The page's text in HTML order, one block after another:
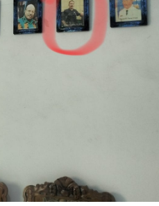
Atas
Selamat Atas
Pelatikan